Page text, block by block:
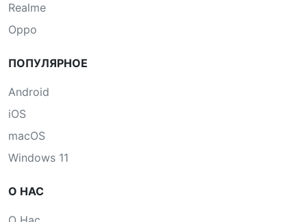
Realme
Oppo
ПОПУЛЯРНОЕ
Android
iOS
macOS
Windows 11
О НАС